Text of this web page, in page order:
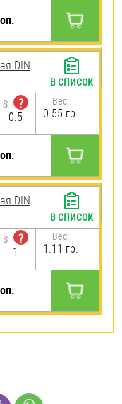
DIN
S
?
0.5
Вес:
0.55 гр.
В СПИСОК
DIN
S
?
1
Вес:
1.11 гр.
В СПИСОК